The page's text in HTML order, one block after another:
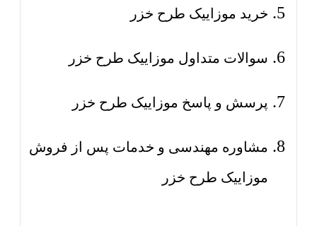
خرید موزاییک طرح خزر
سوالات متداول موزاییک طرح خزر
پرسش و پاسخ موزاییک طرح خزر
مشاوره مهندسی و خدمات پس از فروش
موزاییک طرح خزر